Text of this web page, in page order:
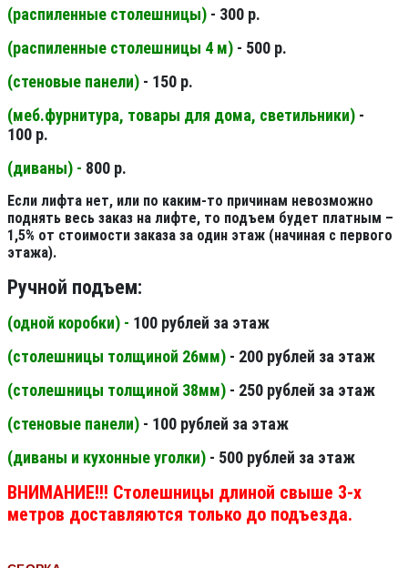
(распиленные столешницы) - 300 р.
(распиленные столешницы 4 м) - 500 р.
(стеновые панели) - 150 р.
(меб.фурнитура, товары для дома, светильники) -
100 р.
(диваны) - 800 р.
Если лифта нет, или по каким-то причинам невозможно
поднять весь заказ на лифте, то подъем будет платным –
1,5% от стоимости заказа за один этаж (начиная с первого
этажа).
Ручной подъем:
(одной коробки) - 100 рублей за этаж
(столешницы толщиной 26мм) - 200 рублей за этаж
(столешницы толщиной 38мм) - 250 рублей за этаж
(стеновые панели) - 100 рублей за этаж
(диваны и кухонные уголки) - 500 рублей за этаж
ВНИМАНИЕ!!! Столешницы длиной свыше 3-х
метров доставляются только до подъезда.